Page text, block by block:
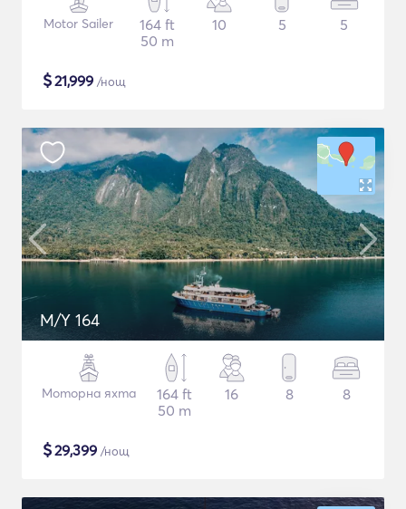
Motor Sailer
164 ft
50 m
10 5 5
$21,999 /нощ
M/Y 164
Моторна яхта
164 ft
50 m
16 8 8
$29,399 /нощ